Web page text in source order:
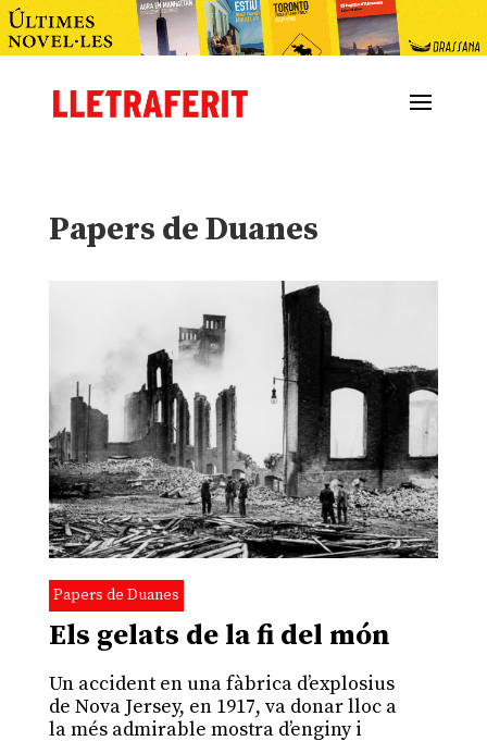
Papers de Duanes
Papers de Duanes
Els gelats de la fi del món
Un accident en una fàbrica d’explosius
de Nova Jersey, en 1917, va donar lloc a
la més admirable mostra d’enginy i